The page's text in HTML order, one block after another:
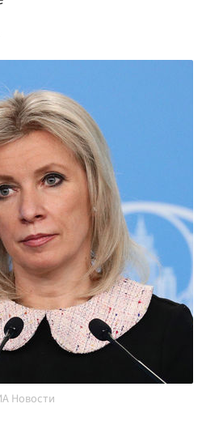
Новости